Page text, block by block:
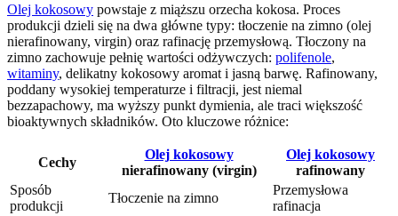
Olej kokosowy powstaje z miąższu orzecha kokosa. Proces
produkcji dzieli się na dwa główne typy: tłoczenie na zimno (olej
nierafinowany, virgin) oraz rafinację przemysłową. Tłoczony na
zimno zachowuje pełnię wartości odżywczych: polifenole,
witaminy, delikatny kokosowy aromat i jasną barwę. Rafinowany,
poddany wysokiej temperaturze i filtracji, jest niemal
bezzapachowy, ma wyższy punkt dymienia, ale traci większość
bioaktywnych składników. Oto kluczowe różnice:
Cechy
Olej kokosowy
nierafinowany (virgin)
Olej kokosowy
rafinowany
Sposób
produkcji
Tłoczenie na zimno
Przemysłowa
rafinacja